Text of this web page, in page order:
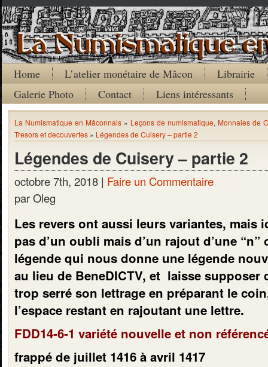
Home L’atelier monétaire de Mâcon
Librairie
Galerie Photo
Contact Liens intéressants
La Numismatique en Mâconnais » Leçons de numismatique, Monnaies de
Tresors et decouvertes » Légendes de Cuisery – partie 2
Légendes de Cuisery – partie 2
octobre 7th, 2018 | Faire un Commentaire
par Oleg
Les revers ont aussi leurs variantes, mais
pas d’un oubli mais d’un rajout d’une
légende qui nous donne une légende
au lieu de BeneDICTV, et laisse supposer
trop serré son lettrage en préparant le
l’espace restant en rajoutant une lettre.
FDD14-6-1 variété nouvelle et non
frappé de juillet 1416 à avril 1417